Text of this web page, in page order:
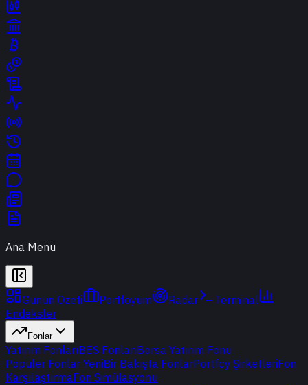
Ana Menu
Günün Özeti Portföyüm Radar
Terminal
Endeksler
Fonlar
Yatırım FonlarıBES FonlarıBorsa Yatırım Fonu
Popüler Fonlar YeniBir Bakışta FonlarPortföy ŞirketleriFon
KarşılaştırmaFon Simülasyonu